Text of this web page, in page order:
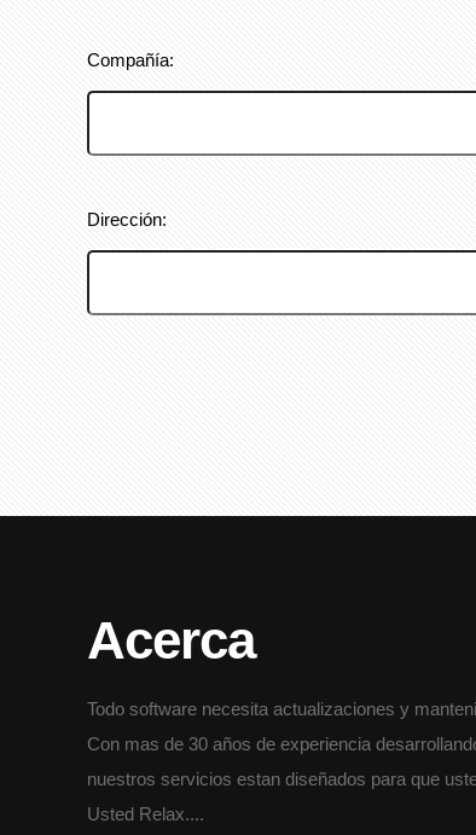
Compañía:
Dirección:
Acerca
Todo software necesita actualizaciones y
Con mas de 30 años de experiencia
nuestros servicios estan diseñados para que
Usted Relax....